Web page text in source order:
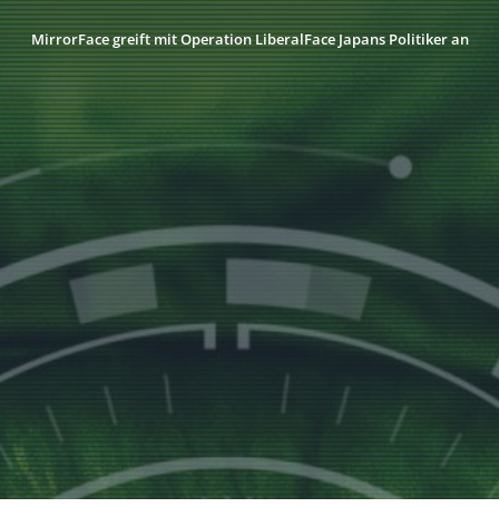
MirrorFace greift mit Operation LiberalFace Japans Politiker an